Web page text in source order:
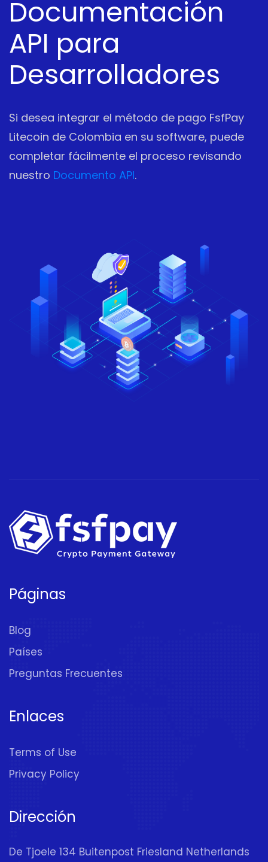
Documentación
API para
Desarrolladores
Si desea integrar el método de pago FsfPay
Litecoin de Colombia en su software, puede
completar fácilmente el proceso revisando
nuestro Documento API.
Páginas
Blog
Países
Preguntas Frecuentes
Enlaces
Terms of Use
Privacy Policy
Dirección
De Tjoele 134 Buitenpost Friesland Netherlands